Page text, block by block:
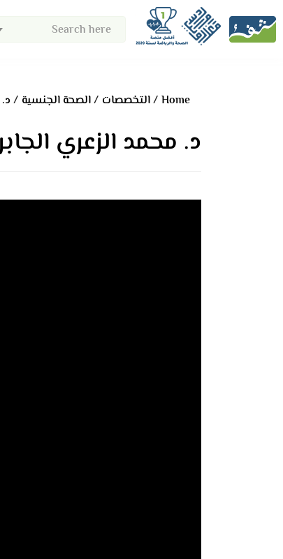
Search here
Home التخصصات الصحة الجنسية
د. محمد الزعري